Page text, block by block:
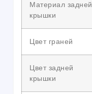
Материал задней
крышки
Цвет граней
Цвет задней
крышки